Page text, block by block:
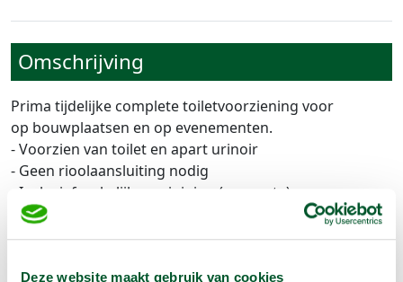
Deze website maakt gebruik van cookies
Omschrijving
Prima tijdelijke complete toiletvoorziening voor
op bouwplaatsen en op evenementen.
- Voorzien van toilet en apart urinoir
- Geen rioolaansluiting nodig
- Inclusief wekelijkse reiniging ( op route)
- Landelijke dekking
- Geen aan- en afvoer bij transport op route